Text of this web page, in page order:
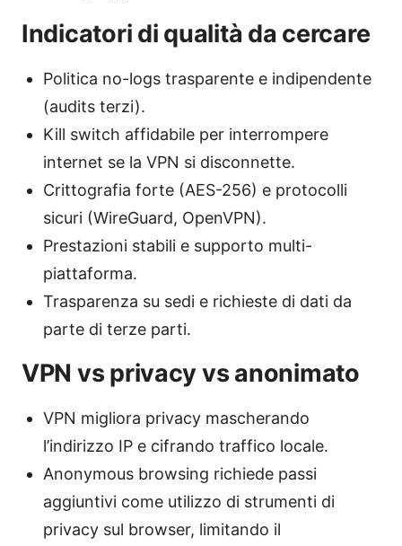
Indicatori di qualità da cercare
Politica no-logs trasparente e indipendente
(audits terzi).
Kill switch affidabile per interrompere
internet se la VPN si disconnette.
Crittografia forte (AES-256) e protocolli
sicuri (WireGuard, OpenVPN).
Prestazioni stabili e supporto multi-
piattaforma.
Trasparenza su sedi e richieste di dati da
parte di terze parti.
VPN vs privacy vs anonimato
VPN migliora privacy mascherando
l’indirizzo IP e cifrando traffico locale.
Anonymous browsing richiede passi
aggiuntivi come utilizzo di strumenti di
privacy sul browser, limitando il